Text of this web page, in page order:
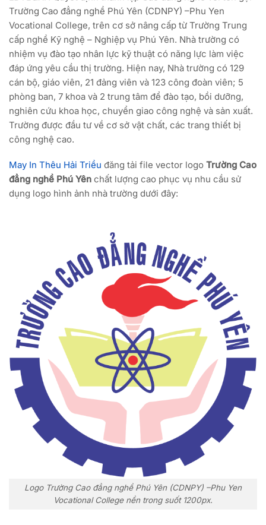
Trường Cao đẳng nghề Phú Yên (CDNPY) –Phu Yen
Vocational College, trên cơ sở nâng cấp từ Trường Trung
cấp nghề Kỹ nghệ – Nghiệp vụ Phú Yên. Nhà trường có
nhiệm vụ đào tạo nhân lực kỹ thuật có năng lực làm việc
đáp ứng yêu cầu thị trường. Hiện nay, Nhà trường có 129
cán bộ, giáo viên, 21 đảng viên và 123 công đoàn viên; 5
phòng ban, 7 khoa và 2 trung tâm để đào tạo, bồi dưỡng,
nghiên cứu khoa học, chuyển giao công nghệ và sản xuất.
Trường được đầu tư về cơ sở vật chất, các trang thiết bị
công nghệ cao.
May In Thêu Hải Triều đăng tải file vector logo Trường Cao
đẳng nghề Phú Yên chất lượng cao phục vụ nhu cầu sử
dụng logo hình ảnh nhà trường dưới đây:
Logo Trường Cao đẳng nghề Phú Yên (CDNPY) –Phu Yen
Vocational College nền trong suốt 1200px.